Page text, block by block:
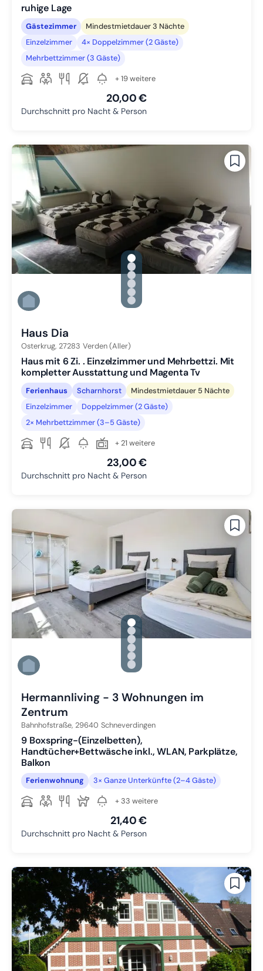
ruhige Lage
Gästezimmer
Mindestmietdauer 3 Nächte
Einzelzimmer
4× Doppelzimmer (2 Gäste)
Mehrbettzimmer (3 Gäste)
+ 19 weitere
20,00 €
Durchschnitt pro Nacht & Person
gallery.slide_selector
Zu Slide 1 wechseln
Zu Slide 2 wechseln
Zu Slide 3 wechseln
Zu Slide 4 wechseln
Zu Slide 5 wechseln
Zu Slide 6 wechseln
Haus Dia
Osterkrug, 27283 Verden (Aller)
Haus mit 6 Zi. . Einzelzimmer und Mehrbettzi. Mit
kompletter Ausstattung und Magenta Tv
Ferienhaus Scharnhorst
Mindestmietdauer 5 Nächte
Einzelzimmer
Doppelzimmer (2 Gäste)
2× Mehrbettzimmer (3–5 Gäste)
+ 21 weitere
23,00 €
Durchschnitt pro Nacht & Person
gallery.slide_selector
Zu Slide 1 wechseln
Zu Slide 2 wechseln
Zu Slide 3 wechseln
Zu Slide 4 wechseln
Zu Slide 5 wechseln
Zu Slide 6 wechseln
Hermannliving - 3 Wohnungen im
Zentrum
Bahnhofstraße, 29640 Schneverdingen
9 Boxspring-(Einzelbetten),
Handtücher+Bettwäsche inkl., WLAN, Parkplätze,
Balkon
Ferienwohnung 3× Ganze Unterkünfte (2–4 Gäste)
+ 33 weitere
21,40 €
Durchschnitt pro Nacht & Person